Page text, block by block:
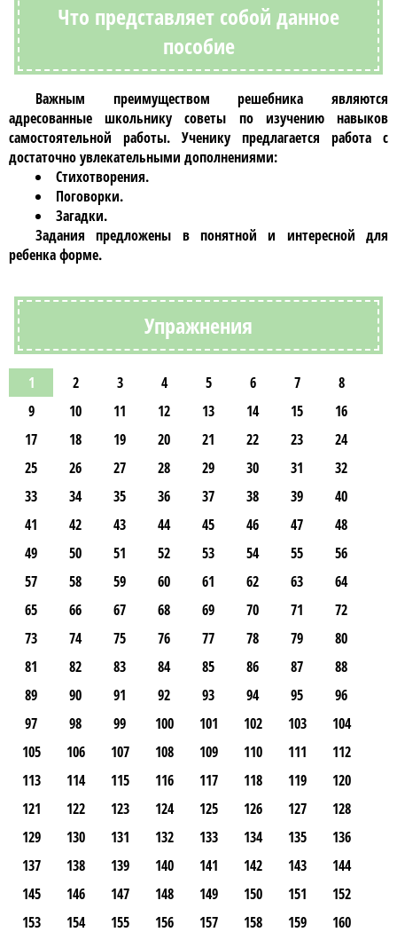
Что представляет собой данное
пособие
Важным преимуществомрешебника являются
адресованные школьнику советы по изучению навыков
самостоятельной работы. Ученику предлагается работа с
достаточно увлекательными дополнениями:
Стихотворения.
Поговорки.
Загадки.
Задания предложены в понятной и интересной для
ребенка форме.
Упражнения
1 2 3 4 5 6 7
8
9
10 11 12 13 14 15
16
17
18 19 20 21 22 23
24
25
26 27 28 29 30 31
32
33
34 35 36 37 38 39
40
41
42 43 44 45 46 47
48
49
50 51 52 53 54 55
56
57
58 59 60 61 62 63
64
65
66 67 68 69 70 71
72
73
74 75 76 77 78 79
80
81
82 83 84 85 86 87
88
89
90 91 92 93 94 95
96
97
98 99 100 101 102 103
104
105
106 107 108 109 110 111
112
113
114 115 116 117 118 119
120
121
122 123 124 125 126 127
128
129
130 131 132 133 134 135
136
137
138 139 140 141 142 143
144
145
146 147 148 149 150 151
152
153
154 155 156 157 158 159
160